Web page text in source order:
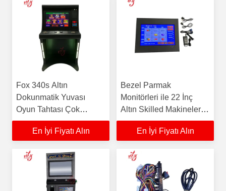
Fox 340s Altın
Dokunmatik Yuvası
Oyun Tahtası Çok
Oyunları Skilled Oyunları
Makineleri POG Oyun
En İyi Fiyatı Alın
Bezel Parmak
Monitörleri ile 22 İnç
Altın Skilled Makineleri
POT
En İyi Fiyatı Alın